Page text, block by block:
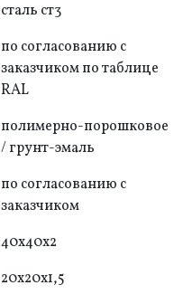
сталь ст3
по согласованию с
заказчиком по таблице
RAL
полимерно-порошковое
/ грунт-эмаль
по согласованию с
заказчиком
40x40x2
20x20x1,5